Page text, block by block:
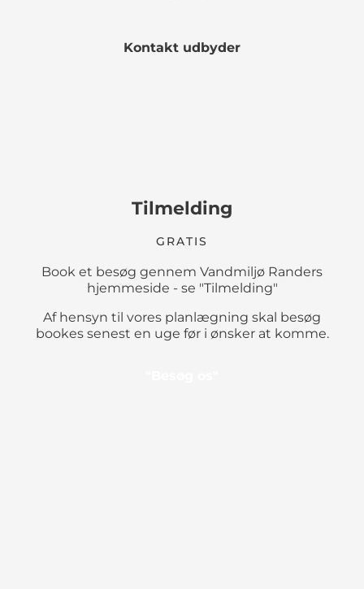
Kontakt udbyder
Tilmelding
GRATIS
Book et besøg gennem Vandmiljø Randers
hjemmeside - se "Tilmelding"
Af hensyn til vores planlægning skal besøg
bookes senest en uge før i ønsker at komme.